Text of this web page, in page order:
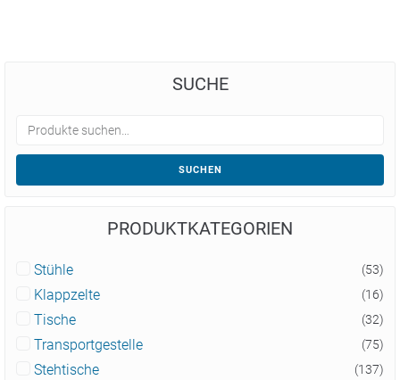
SUCHE
SUCHEN
PRODUKTKATEGORIEN
Stühle (53)
Klappzelte (16)
Tische (32)
Transportgestelle (75)
Stehtische (137)